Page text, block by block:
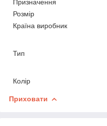
Призначення
Розмір
Країна виробник
Тип
Колір
Приховати